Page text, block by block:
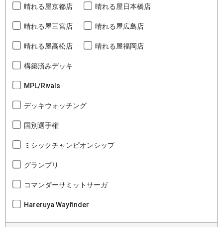
晴れる屋京都店 晴れる屋日本橋店
晴れる屋三宮店 晴れる屋広島店
晴れる屋高松店 晴れる屋福岡店
構築済みデッキ
MPL/Rivals
デッキウォッチング
国別選手権
ミシックチャンピオンシップ
グランプリ
コマンダーサミットサーガ
Hareruya Wayfinder